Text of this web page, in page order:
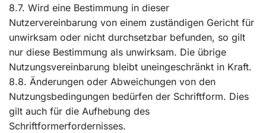
8.7. Wird eine Bestimmung in dieser
Nutzervereinbarung von einem zuständigen Gericht für
unwirksam oder nicht durchsetzbar befunden, so gilt
nur diese Bestimmung als unwirksam. Die übrige
Nutzungsvereinbarung bleibt uneingeschränkt in Kraft.
8.8. Änderungen oder Abweichungen von den
Nutzungsbedingungen bedürfen der Schriftform. Dies
gilt auch für die Aufhebung des
Schriftformerfordernisses.